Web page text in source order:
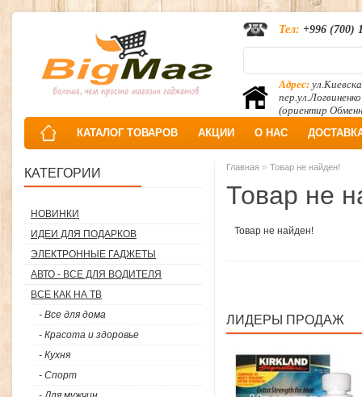
Адрес:
пер.ул.Логвиненко
(ориентир
Тел: +996 (700)
КАТАЛОГ ТОВАРОВ АКЦИИ О НАС
КАТЕГОРИИ
НОВИНКИ
ИДЕИ ДЛЯ ПОДАРКОВ
ЭЛЕКТРОННЫЕ ГАДЖЕТЫ
АВТО - ВСЕ ДЛЯ ВОДИТЕЛЯ
ВСЕ КАК НА ТВ
- Все для дома
- Красота и здоровье
- Кухня
- Спорт
Главная » Товар не найден!
Товар не
Товар не найден!
ЛИДЕРЫ ПРОДАЖ